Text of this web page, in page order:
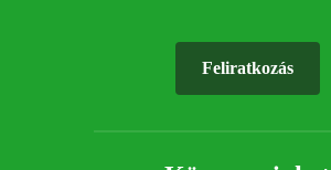
Feliratkozás